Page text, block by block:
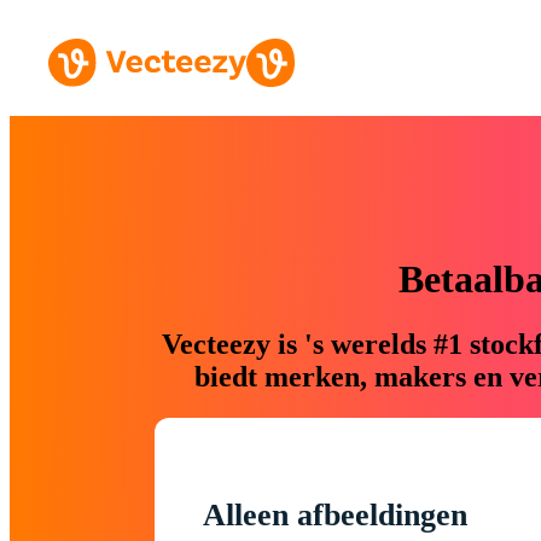
Vecteezy is 's werelds #1
biedt merken, makers en
Alleen afbeeldingen